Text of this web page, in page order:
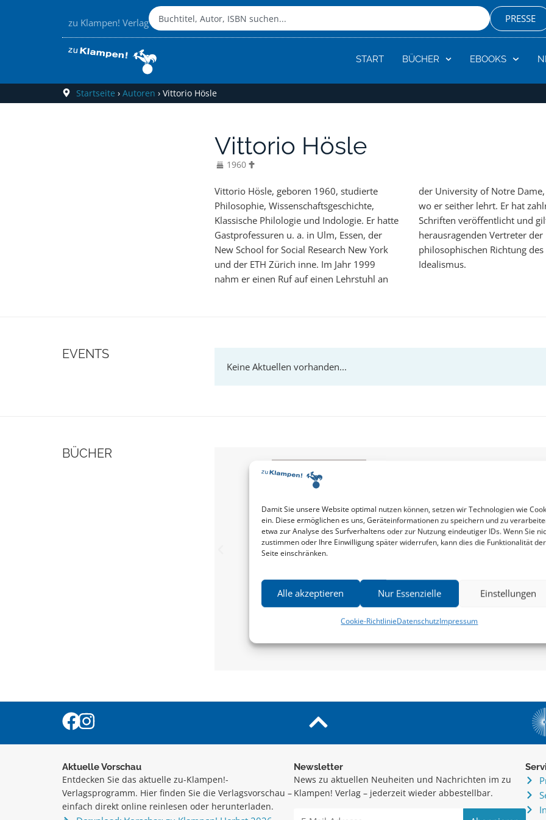
Damit Sie unsere Website optimal nutzen können, setzen wir Technologien wie
ein. Diese ermöglichen es uns, Geräteinformationen zu speichern und zu
etwa zur Analyse des Surfverhaltens oder zur Nutzung eindeutiger IDs. Wenn Sie
zustimmen oder Ihre Einwilligung später widerrufen, kann dies die Funktionalität der
Seite einschränken.
Alle akzeptieren Nur Essenzielle Einstellungen
Cookie-RichtlinieDatenschutzImpressum
zu Klampen! Verlag PRESSE
START BÜCHER EBOOKS
Startseite › Autoren › Vittorio Hösle
Vittorio Hösle
1960
Vittorio Hösle, geboren 1960, studierte
Philosophie, Wissenschaftsgeschichte,
Klassische Philologie und Indologie. Er hatte
Gastprofessuren u. a. in Ulm, Essen, der
New School for Social Research New York
und der ETH Zürich inne. Im Jahr 1999
nahm er einen Ruf auf einen Lehrstuhl an
der University of Notre Dame, Indiana, an,
wo er seither lehrt. Er hat zahlreiche
Schriften veröffentlicht und gilt als einer der
herausragenden Vertreter der
philosophischen Richtung des objektiven
Idealismus.
EVENTS
BÜCHER
VITTORIO HÖSLE
Im Dialog mit Gómez Dávila
Gegenaphorismen, Variationen,
Aktuelle Vorschau
Entdecken Sie das aktuelle zu-Klampen!-
Verlagsprogramm. Hier finden Sie die Verlagsvorschau –
einfach direkt online reinlesen oder herunterladen.
Newsletter
News zu aktuellen Neuheiten und Nachrichten im zu
Klampen! Verlag – jederzeit wieder abbestellbar.